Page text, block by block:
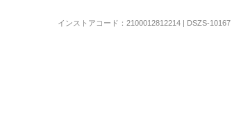
インストアコード：2100012812214 | DSZS-10167